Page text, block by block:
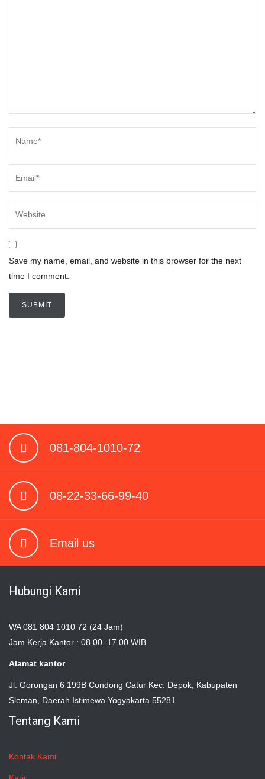
Save my name, email, and website in this browser for the next
time I comment.
081-804-1010-72
08-22-33-66-99-40
Email us
Hubungi Kami
WA 081 804 1010 72 (24 Jam)
Jam Kerja Kantor : 08.00–17.00 WIB
Alamat kantor
Jl. Gorongan 6 199B Condong Catur Kec. Depok, Kabupaten
Sleman, Daerah Istimewa Yogyakarta 55281
Tentang Kami
Kontak Kami